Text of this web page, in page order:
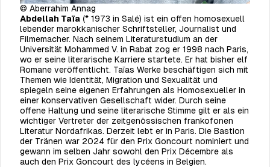
© Aberrahim Annag
Abdellah Taïa (* 1973 in Salé) ist ein offen homosexuell
lebender marokkanischer Schriftsteller, Journalist und
Filmemacher. Nach seinem Literaturstudium an der
Universität Mohammed V. in Rabat zog er 1998 nach Paris,
wo er seine literarische Karriere startete. Er hat bisher elf
Romane veröffentlicht. Taïas Werke beschäftigen sich mit
Themen wie Identität, Migration und Sexualität und
spiegeln seine eigenen Erfahrungen als Homo­sexueller in
einer konservativen Gesellschaft wider. Durch seine
offene Haltung und seine literarische Stimme gilt er als ein
wichtiger Vertreter der zeitgenössischen frankofonen
Literatur Nordafrikas. Derzeit lebt er in Paris. Die Bastion
der Tränen war 2024 für den Prix Goncourt nominiert und
gewann im selben Jahr sowohl den Prix Décembre als
auch den Prix Goncourt des lycéens in Belgien.